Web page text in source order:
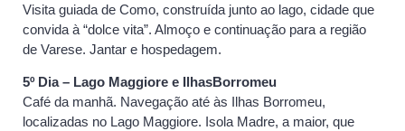
Visita guiada de Como, construída junto ao lago, cidade que
convida à “dolce vita”. Almoço e continuação para a região
de Varese. Jantar e hospedagem.
5º Dia – Lago Maggiore e IlhasBorromeu
Café da manhã. Navegação até às Ilhas Borromeu,
localizadas no Lago Maggiore. Isola Madre, a maior, que